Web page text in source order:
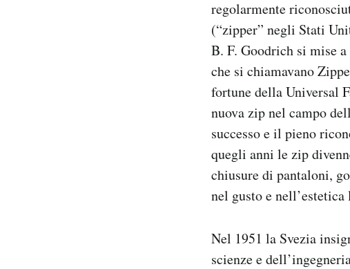
regolarmente
(“zipper” negli Stati
B. F. Goodrich si mise
che si chiamavano
fortune della Universal
nuova zip nel campo
successo e il pieno
quegli anni le zip
chiusure di pantaloni,
nel gusto e
Nel 1951 la Svezia
scienze e